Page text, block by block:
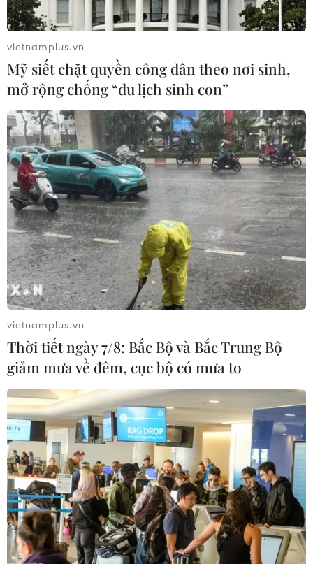
TIN LIÊN QUAN
Thủ tướng Phạm Minh Chính điện đàm
với Tổng Giám đốc Tập đoàn Adidas
01/03/2022 09:59
Thủ tướng Phạm Minh Chính bày tỏ tin tưởng Tập đoàn
Adidas sẽ tiếp tục đẩy mạnh hoạt động sản xuất kinh
doanh tại Việt Nam, tạo điều kiện cho DN Việt Nam
tham gia sâu hơn vào chuỗi cung ứng toàn cầu.
vietnamplus.vn
Mỹ siết chặt quyền công dân theo nơi sinh,
mở rộng chống “du lịch sinh con”
vietnamplus.vn
Thời tiết ngày 7/8: Bắc Bộ và Bắc Trung Bộ
giảm mưa về đêm, cục bộ có mưa to